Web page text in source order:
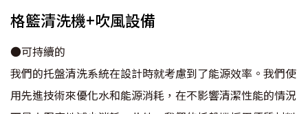
格籃清洗機+吹風設備
●可持續的
我們的托盤清洗系統在設計時就考慮到了能源效率。我們使
用先進技術來優化水和能源消耗，在不影響清潔性能的情況